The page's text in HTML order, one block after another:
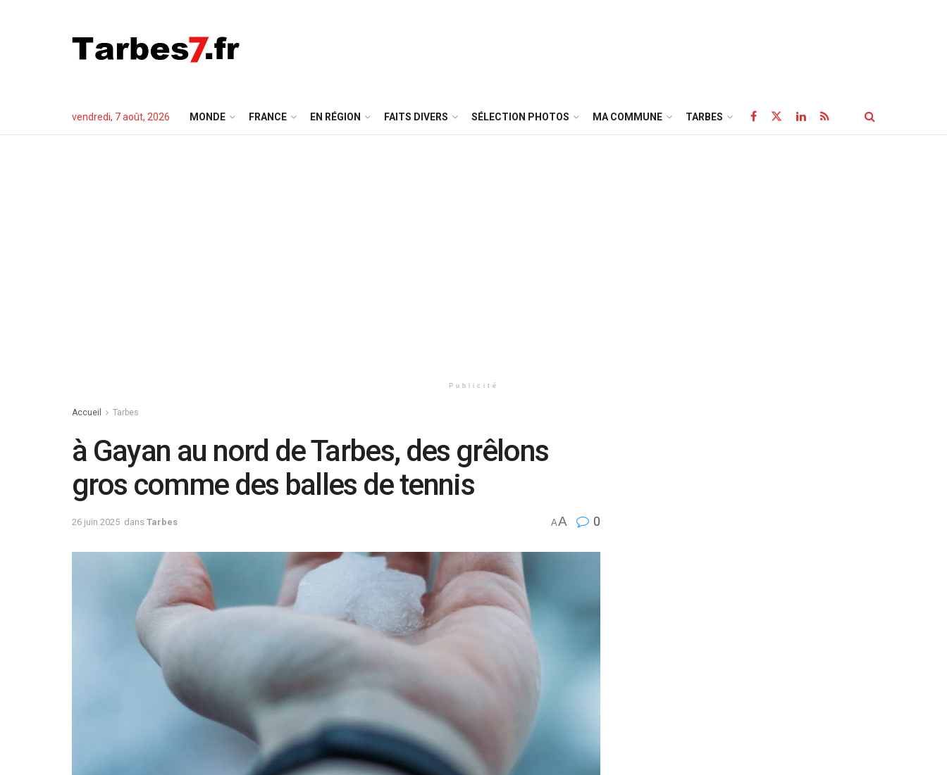
vendredi, 7 août, 2026 MONDE FRANCE EN RÉGION FAITS DIVERS SÉLECTION PHOTOS MA COMMUNE TARBES
Publicité
Accueil Tarbes
à Gayan au nord de Tarbes, des grêlons
gros comme des balles de tennis
26 juin 2025 dans Tarbes AA 0